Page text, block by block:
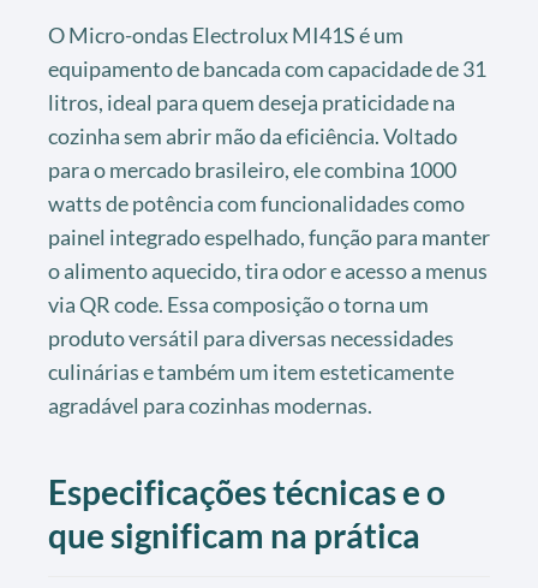
O Micro-ondas Electrolux MI41S é um
equipamento de bancada com capacidade de 31
litros, ideal para quem deseja praticidade na
cozinha sem abrir mão da eficiência. Voltado
para o mercado brasileiro, ele combina 1000
watts de potência com funcionalidades como
painel integrado espelhado, função para manter
o alimento aquecido, tira odor e acesso a menus
via QR code. Essa composição o torna um
produto versátil para diversas necessidades
culinárias e também um item esteticamente
agradável para cozinhas modernas.
Especificações técnicas e o
que significam na prática